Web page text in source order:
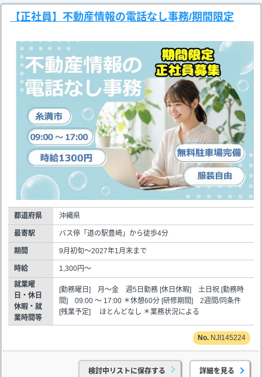
【正社員】不動産情報の電話なし事務/期間限定
都道府県 沖縄県
最寄駅 バス停「道の駅豊崎」から徒歩4分
期間 9月初旬～2027年1月末まで
時給
1,300円～
就業曜
日・休日
休暇・就
業時間等
[勤務曜日] 月～金 週5日勤務 [休日休暇] 土日祝 [勤務時
間] 09:00 ～ 17:00 ＊休憩60分 [研修期間] 2週間/同条件
[残業予定] ほとんどなし ＊業務状況による
NJI145224
検討中リストに保存する 詳細を見る